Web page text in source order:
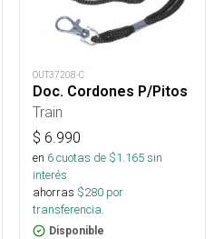
OUT37208-C
Doc. Cordones P/Pitos
Train
$ 6.990
en 6cuotas de $1.165sin
interés
ahorras $280 por
transferencia.
Disponible